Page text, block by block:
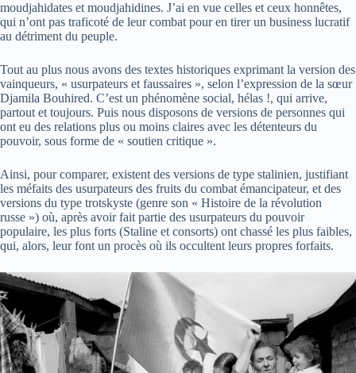
moudjahidates et moudjahidines. J’ai en vue celles et ceux honnêtes,
qui n’ont pas traficoté de leur combat pour en tirer un business lucratif
au détriment du peuple.
Tout au plus nous avons des textes historiques exprimant la version des
vainqueurs, « usurpateurs et faussaires », selon l’expression de la sœur
Djamila Bouhired. C’est un phénomène social, hélas !, qui arrive,
partout et toujours. Puis nous disposons de versions de personnes qui
ont eu des relations plus ou moins claires avec les détenteurs du
pouvoir, sous forme de « soutien critique ».
Ainsi, pour comparer, existent des versions de type stalinien, justifiant
les méfaits des usurpateurs des fruits du combat émancipateur, et des
versions du type trotskyste (genre son « Histoire de la révolution
russe ») où, après avoir fait partie des usurpateurs du pouvoir
populaire, les plus forts (Staline et consorts) ont chassé les plus faibles,
qui, alors, leur font un procès où ils occultent leurs propres forfaits.